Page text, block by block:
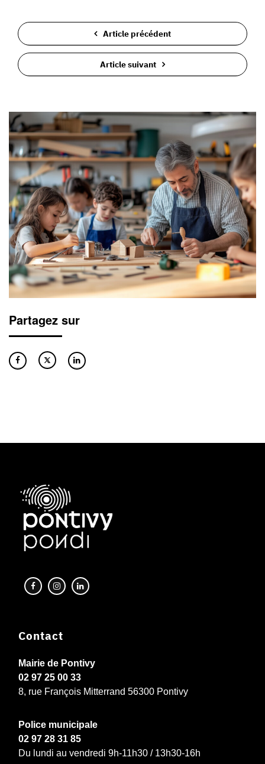
Article précédent
Article suivant
Partagez sur
Contact
Mairie de Pontivy
02 97 25 00 33
8, rue François Mitterrand 56300 Pontivy
Police municipale
02 97 28 31 85
Du lundi au vendredi 9h-11h30 / 13h30-16h